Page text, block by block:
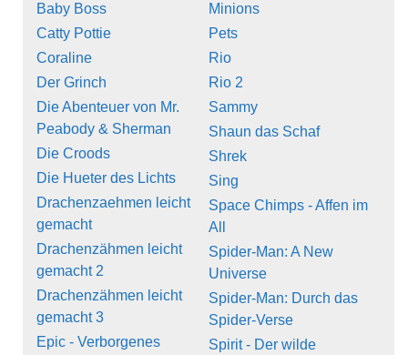
Baby Boss
Catty Pottie
Coraline
Der Grinch
Die Abenteuer von Mr.
Peabody & Sherman
Die Croods
Die Hueter des Lichts
Drachenzaehmen leicht
gemacht
Drachenzähmen leicht
gemacht 2
Drachenzähmen leicht
gemacht 3
Epic - Verborgenes
Minions
Pets
Rio
Rio 2
Sammy
Shaun das Schaf
Shrek
Sing
Space Chimps - Affen im
All
Spider-Man: A New
Universe
Spider-Man: Durch das
Spider-Verse
Spirit - Der wilde